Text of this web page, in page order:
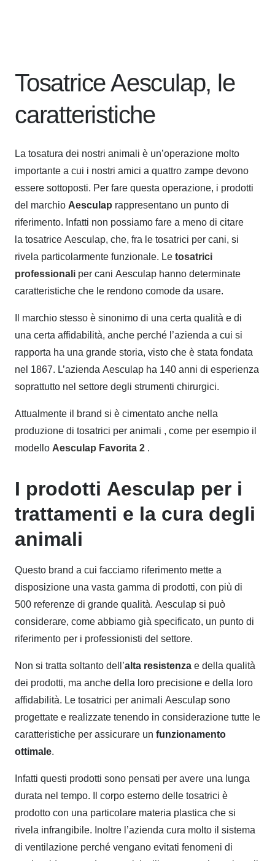
Tosatrice Aesculap, le
caratteristiche
La tosatura dei nostri animali è un’operazione molto
importante a cui i nostri amici a quattro zampe devono
essere sottoposti. Per fare questa operazione, i prodotti
del marchio Aesculap rappresentano un punto di
riferimento. Infatti non possiamo fare a meno di citare
la tosatrice Aesculap, che, fra le tosatrici per cani, si
rivela particolarmente funzionale. Le tosatrici
professionali per cani Aesculap hanno determinate
caratteristiche che le rendono comode da usare.
Il marchio stesso è sinonimo di una certa qualità e di
una certa affidabilità, anche perché l’azienda a cui si
rapporta ha una grande storia, visto che è stata fondata
nel 1867. L’azienda Aesculap ha 140 anni di esperienza
soprattutto nel settore degli strumenti chirurgici.
Attualmente il brand si è cimentato anche nella
produzione di tosatrici per animali , come per esempio il
modello Aesculap Favorita 2 .
I prodotti Aesculap per i
trattamenti e la cura degli
animali
Questo brand a cui facciamo riferimento mette a
disposizione una vasta gamma di prodotti, con più di
500 referenze di grande qualità. Aesculap si può
considerare, come abbiamo già specificato, un punto di
riferimento per i professionisti del settore.
Non si tratta soltanto dell’alta resistenza e della qualità
dei prodotti, ma anche della loro precisione e della loro
affidabilità. Le tosatrici per animali Aesculap sono
progettate e realizzate tenendo in considerazione tutte le
caratteristiche per assicurare un funzionamento
ottimale.
Infatti questi prodotti sono pensati per avere una lunga
durata nel tempo. Il corpo esterno delle tosatrici è
prodotto con una particolare materia plastica che si
rivela infrangibile. Inoltre l’azienda cura molto il sistema
di ventilazione perché vengano evitati fenomeni di